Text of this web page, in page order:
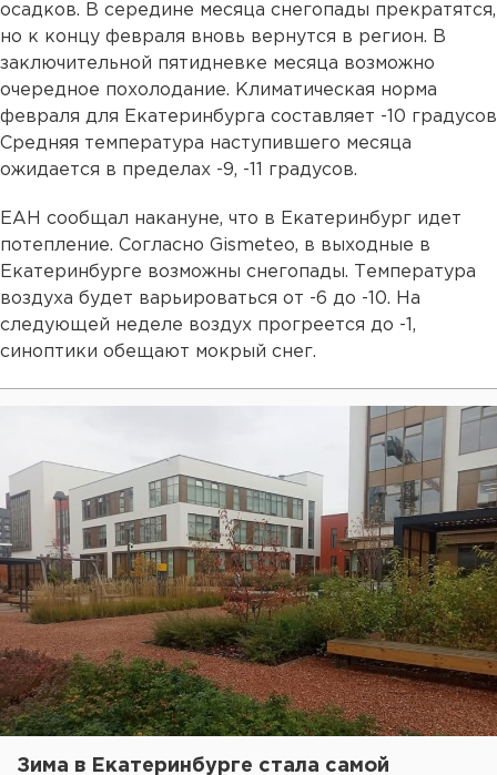
осадков. В середине месяца снегопады прекратятся,
но к концу февраля вновь вернутся в регион. В
заключительной пятидневке месяца возможно
очередное похолодание. Климатическая норма
февраля для Екатеринбурга составляет -10 градусов
Средняя температура наступившего месяца
ожидается в пределах -9, -11 градусов.
ЕАН сообщал накануне, что в Екатеринбург идет
потепление. Согласно Gismeteo, в выходные в
Екатеринбурге возможны снегопады. Температура
воздуха будет варьироваться от -6 до -10. На
следующей неделе воздух прогреется до -1,
синоптики обещают мокрый снег.
Зима в Екатеринбурге стала самой